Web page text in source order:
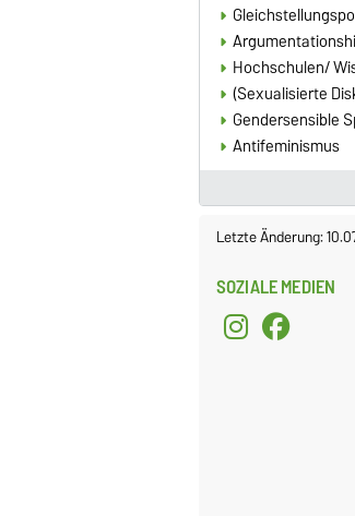
Hochschulen/
(Sexualisierte
Gendersensible
Antifeminismus
Letzte Änderung:
SOZIALE MEDIEN